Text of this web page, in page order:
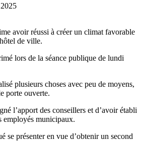
avoir réussi à créer un climat favorable
de ville.
lors de la séance publique de lundi
plusieurs choses avec peu de moyens,
porte ouverte.
l’apport des conseillers et d’avoir établi
employés municipaux.
se présenter en vue d’obtenir un second